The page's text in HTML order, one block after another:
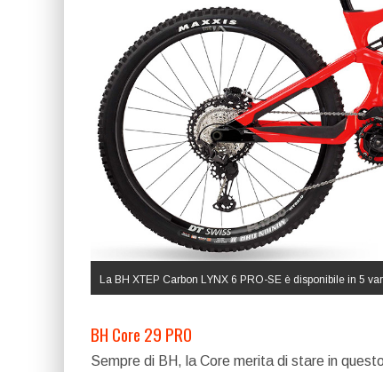
La BH XTEP Carbon LYNX 6 PRO-SE è disponibile in 5
BH Core 29 PRO
Sempre di BH, la Core merita di stare in